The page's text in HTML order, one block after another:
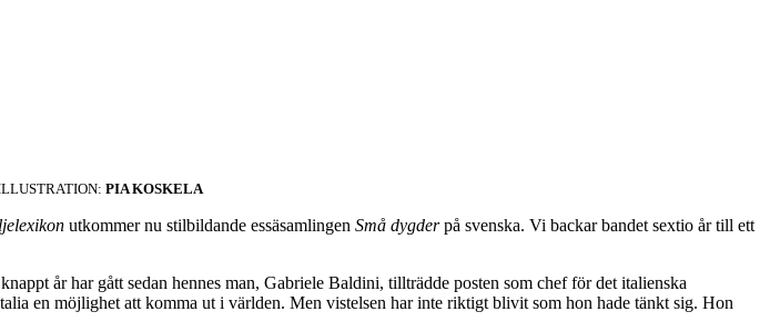
PIA KOSKELA
utkommer nu stilbildande essäsamlingen Små dygderpå svenska. Vi backar bandet sextio år till ett
år har gått sedan hennes man, Gabriele Baldini, tillträdde posten som chef för det italienska
en möjlighet att komma ut i världen. Men vistelsen har inte riktigt blivit som hon hade tänkt sig. Hon